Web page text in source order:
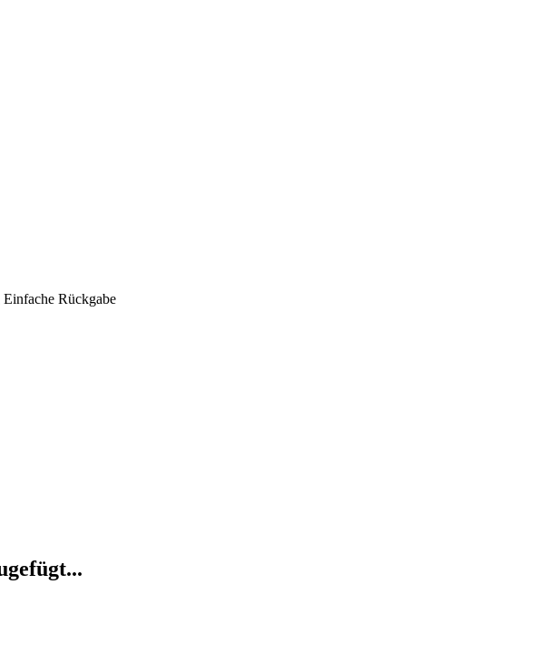
Einfache Rückgabe